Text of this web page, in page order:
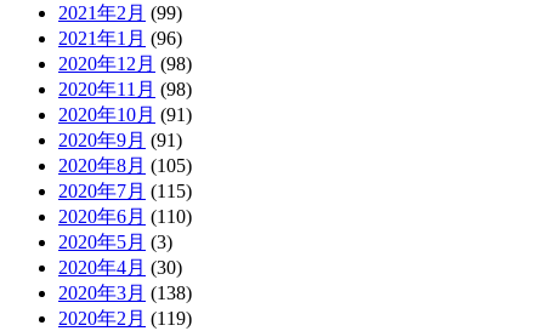
2021年2月 (99)
2021年1月 (96)
2020年12月 (98)
2020年11月 (98)
2020年10月 (91)
2020年9月 (91)
2020年8月 (105)
2020年7月 (115)
2020年6月 (110)
2020年5月 (3)
2020年4月 (30)
2020年3月 (138)
2020年2月 (119)